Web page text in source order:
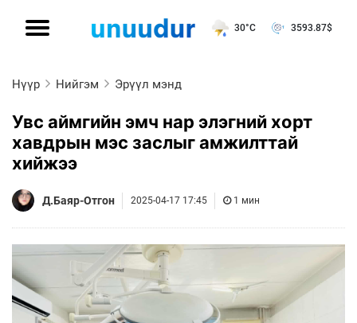
30°C 3593.87$
Нүүр Нийгэм Эрүүл мэнд
Увс аймгийн эмч нар элэгний хорт
хавдрын мэс заслыг амжилттай
хийжээ
Д.Баяр-Отгон 2025-04-17 17:45 1 мин